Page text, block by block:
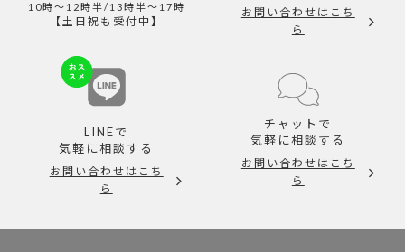
10時～12時半/13時半～17時
【土日祝も受付中】
お問い合わせはこち
ら
LINEで
気軽に相談する
お問い合わせはこち
ら
チャットで
気軽に相談する
お問い合わせはこち
ら